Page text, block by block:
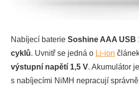
Nabíjecí baterie Soshine AAA USB
cyklů. Uvnitř se jedná o Li-ion
výstupní napětí 1,5 V. Akumulátor
s nabíjecími NiMH nepracují